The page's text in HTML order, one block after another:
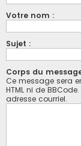
Votre nom :
Sujet :
Corps du
Ce message sera
HTML ni de
adresse courriel.